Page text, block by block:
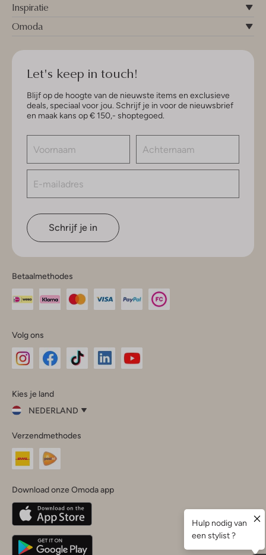
Inspiratie
Omoda
Let's keep in touch!
Blijf op de hoogte van de nieuwste items en exclusieve
deals, speciaal voor jou. Schrijf je in voor de nieuwsbrief
en maak kans op € 150,- shoptegoed.
Schrijf je in
Betaalmethodes
Volg ons
InstagramFacebook
Kies je land
NEDERLAND
je
land
Nederland
Belgique(Français)
Deutschland
Verzendmethodes
Download onze Omoda app